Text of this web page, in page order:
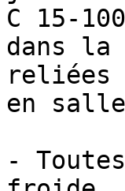
C 15-
dans la
reliées
en
-